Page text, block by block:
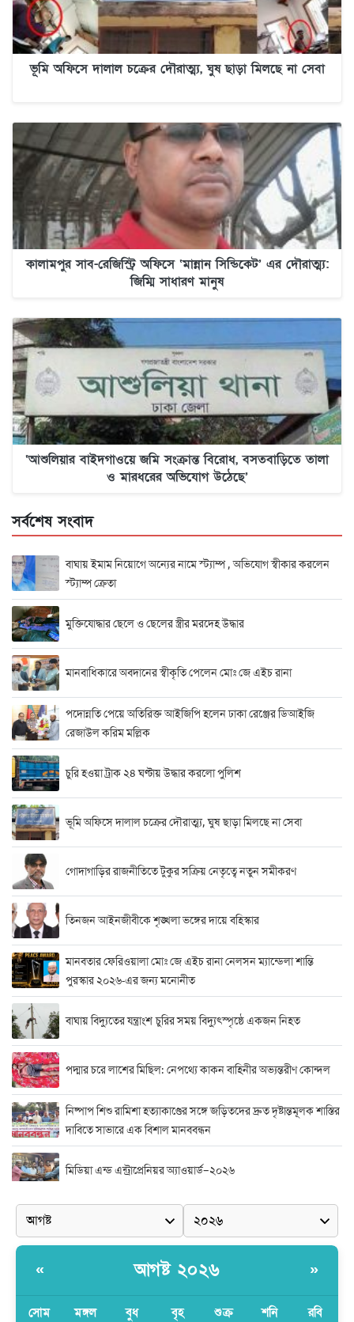
ভূমি অফিসে দালাল চক্রের দৌরাত্ম্য, ঘুষ ছাড়া মিলছে না সেবা
কালামপুর সাব-রেজিস্ট্রি অফিসে ‘মান্নান সিন্ডিকেট’ এর দৌরাত্ম্য:
জিম্মি সাধারণ মানুষ
‘আশুলিয়ার বাইদগাওয়ে জমি সংক্রান্ত বিরোধ, বসতবাড়িতে তালা
ও মারধরের অভিযোগ উঠেছে’
সর্বশেষ সংবাদ
বাঘায় ইমাম নিয়োগে অন্যের নামে স্ট্যাম্প , অভিযোগ স্বীকার করলেন
স্ট্যাম্প ক্রেতা
মুক্তিযোদ্ধার ছেলে ও ছেলের স্ত্রীর মরদেহ উদ্ধার
মানবাধিকারে অবদানের স্বীকৃতি পেলেন মোঃ জে এইচ রানা
পদোন্নতি পেয়ে অতিরিক্ত আইজিপি হলেন ঢাকা রেঞ্জের ডিআইজি
রেজাউল করিম মল্লিক
চুরি হওয়া ট্রাক ২৪ ঘণ্টায় উদ্ধার করলো পুলিশ
ভূমি অফিসে দালাল চক্রের দৌরাত্ম্য, ঘুষ ছাড়া মিলছে না সেবা
গোদাগাড়ির রাজনীতিতে টুকুর সক্রিয় নেতৃত্বে নতুন সমীকরণ
তিনজন আইনজীবীকে শৃঙ্খলা ভঙ্গের দায়ে বহিস্কার
মানবতার ফেরিওয়ালা মোঃ জে এইচ রানা নেলসন ম্যান্ডেলা শান্তি
পুরস্কার ২০২৬-এর জন্য মনোনীত
বাঘায় বিদ্যুতের যন্ত্রাংশ চুরির সময় বিদ্যুৎস্পৃষ্ঠে একজন নিহত
পদ্মার চরে লাশের মিছিল: নেপথ্যে কাকন বাহিনীর অভ্যন্তরীণ কোন্দল
নিষ্পাপ শিশু রামিশা হত্যাকাণ্ডের সঙ্গে জড়িতদের দ্রুত দৃষ্টান্তমূলক শাস্তির
দাবিতে সাভারে এক বিশাল মানববন্ধন
মিডিয়া এন্ড এন্ট্রাপ্রেনিয়র অ্যাওয়ার্ড–২০২৬
র‍্যাবের বিশেষ অভিযান: বিদেশি পিস্তল, গুলি, মাদক ও নগদ অর্থ উদ্ধার,
দুর্নীতি ও অনিয়মের অভিযোগে অভিযুক্ত সাব-রেজিস্ট্রার মো. জাকির
সাভারে সাব রেজিস্ট্রারের বিরুদ্ধে দুর্নীতির রিপোর্ট করায় সংবাদ কর্মীকে
« আগষ্ট ২০২৬ »
সোম মঙ্গল বুধ বৃহ শুক্র শনি রবি